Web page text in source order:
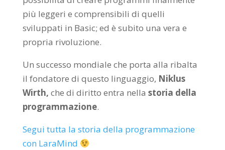
più leggeri e comprensibili di quelli
sviluppati in Basic; ed è subito una vera e
propria rivoluzione.
Un successo mondiale che porta alla ribalta
il fondatore di questo linguaggio, Niklus
Wirth, che di diritto entra nella storia della
programmazione.
Segui tutta la storia della programmazione
con LaraMind